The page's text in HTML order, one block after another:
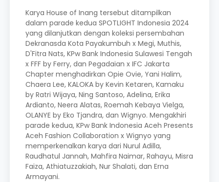
Karya House of Inang tersebut ditampilkan
dalam parade kedua SPOTLIGHT Indonesia 2024
yang dilanjutkan dengan koleksi persembahan
Dekranasda Kota Payakumbuh x Megi, Muthis,
D'Fitra Nats, KPw Bank Indonesia Sulawesi Tengah
x FFF by Ferry, dan Pegadaian x IFC Jakarta
Chapter menghadirkan Opie Ovie, Yani Halim,
Chaera Lee, KALOKA by Kevin Ketaren, Kamaku
by Ratri Wijaya, Ning Santoso, Adelina, Erika
Ardianto, Neera Alatas, Roemah Kebaya Vielga,
OLANYE by Eko Tjandra, dan Wignyo. Mengakhiri
parade kedua, KPw Bank Indonesia Aceh Presents
Aceh Fashion Collaboration x Wignyo yang
memperkenalkan karya dari Nurul Adilla,
Raudhatul Jannah, Mahfira Naimar, Rahayu, Misra
Faiza, Athiatuzzakiah, Nur Shalati, dan Erna
Armayani.